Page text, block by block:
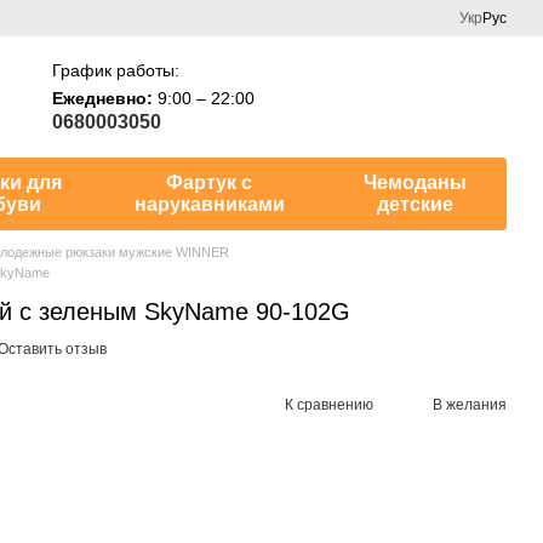
Укр Рус
График работы:
Ежедневно: 9:00 – 22:00
0680003050
для
Фартук с
нарукавниками
Чемоданы
детские
рюкзаки мужские WINNER
с зеленым SkyName 90-102G
отзыв
К сравнению В желания